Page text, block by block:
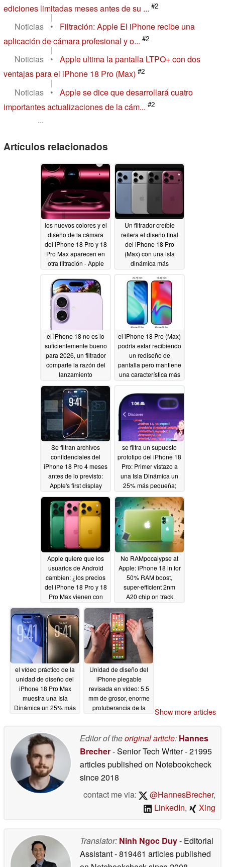
ediciones limitadas meses antes de su ... #2
|
Noticias
•
Filtración: Apple El iPhone recibe una
aplicación de cámara profesional y o... #2
|
Noticias
•
Apple ultima la pantalla LTPO+ con dos
ventajas para el iPhone 18 Pro (Max) #2
|
Noticias
•
Apple se dice que desarrollará cuatro
importantes actualizaciones de la cám... #2
...
Artículos relacionados
los nuevos colores y el
diseño de la cámara
del iPhone 18 Pro y 18
Pro Max aparecen en
otra filtración - Apple
seguro?05/14/2026
Un filtrador creíble
reitera el diseño final
del iPhone 18 Pro
(Max) con una isla
dinámica más
color y un control de
cámara retocado
05/09/2026
el iPhone 18 no es lo
suficientemente bueno
para 2026, un filtrador
comparte la razón del
lanzamiento
escalonado05/07/2026
el iPhone 18 Pro (Max)
podría estar recibiendo
un rediseño de
pantalla pero mantiene
una característica más
Se filtran archivos
confidenciales del
iPhone 18 Pro 4 meses
antes de lo previsto:
Apple's first display
redesign since iPhone
14 Pro05/04/2026
se filtra un supuesto
prototipo del iPhone 18
Pro: Primer vistazo a
una Isla Dinámica un
25% más pequeña;
¿biseles más finos?
05/02/2026
Apple quiere que los
usuarios de Android
cambien: ¿los precios
del iPhone 18 Pro y 18
Pro Max vienen con
una gran trampa?
05/02/2026
No RAMpocalypse at
Apple: iPhone 18 in for
50% RAM boost,
super-efficient 2nm
A20 chip on track
04/25/2026
el vídeo práctico de la
unidad de diseño del
iPhone 18 Pro Max
muestra una Isla
Dinámica un 25% más
04/25/2026
Unidad de diseño del
iPhone plegable
revisada en vídeo: 5.5
mm de grosor, enorme
protuberancia de la
ID) 04/25/2026
Show more articles
Editor of theoriginal article: Hannes
Brecher- Senior Tech Writer- 21995
articles published on Notebookcheck
since 2018
contact me via:
@HannesBrecher,
LinkedIn, Xing
Translator: Ninh Ngoc Duy- Editorial
Assistant- 819461 articles published